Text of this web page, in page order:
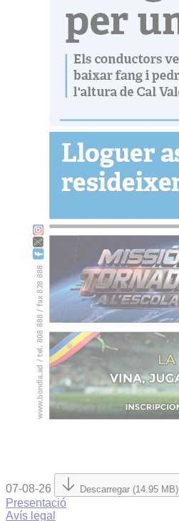
07-08-26 Descarregar (14.95 MB)
Presentació
Avís legal